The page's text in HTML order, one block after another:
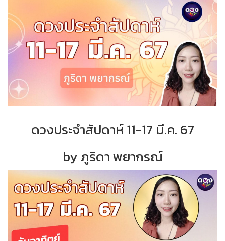
ดวงประจำสัปดาห์ 11-17 มี.ค. 67
by ภูริดา พยากรณ์